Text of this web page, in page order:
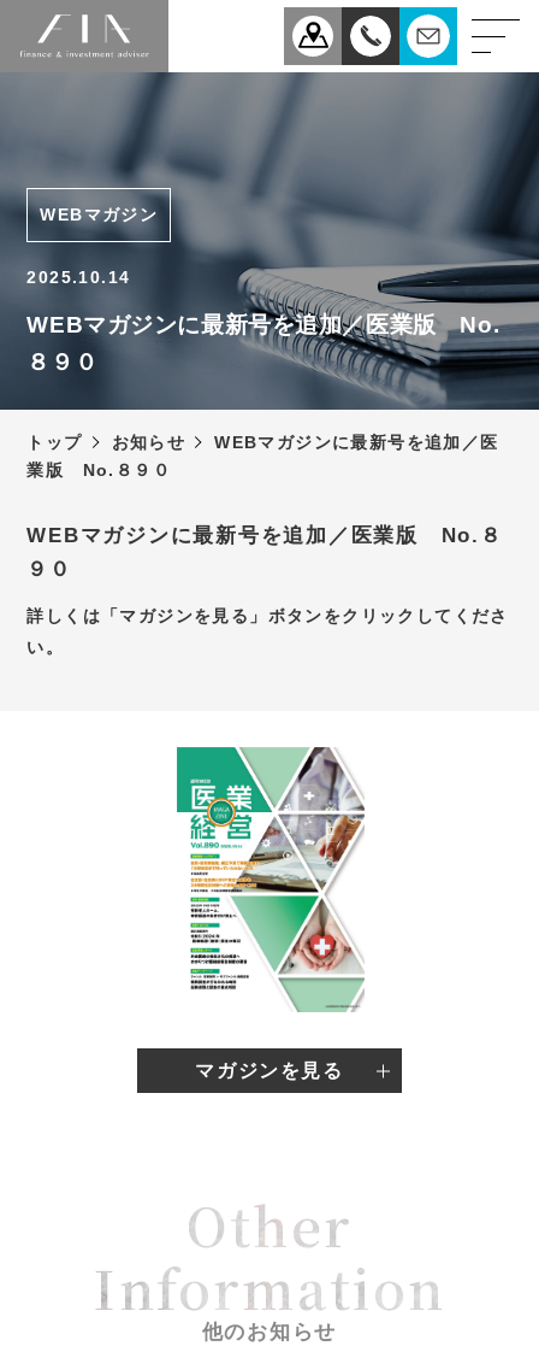
事業承継
税理士法人FIAについて
スタッフ紹介
お知らせ
新型コロナウィルス感染症
予防対策について
アクセス
お問い合わせ
新卒採用サイト
WEBマガジン
2025.10.14
WEBマガジンに最新号を追加／医業版 No.
８９０
トップ お知らせ
WEBマガジンに最新号を追加／医
業版 No.８９０
WEBマガジンに最新号を追加／医業版 No.８
９０
詳しくは「マガジンを見る」ボタンをクリックしてくださ
い。
マガジンを見る
Other
Information
他のお知らせ